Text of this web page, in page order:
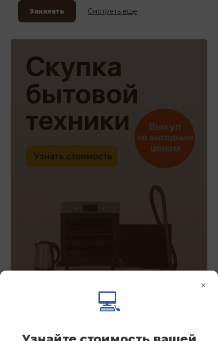
Заказать Смотреть еще
×
💻